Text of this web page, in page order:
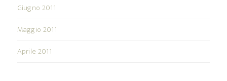
Giugno 2011
Maggio 2011
Aprile 2011